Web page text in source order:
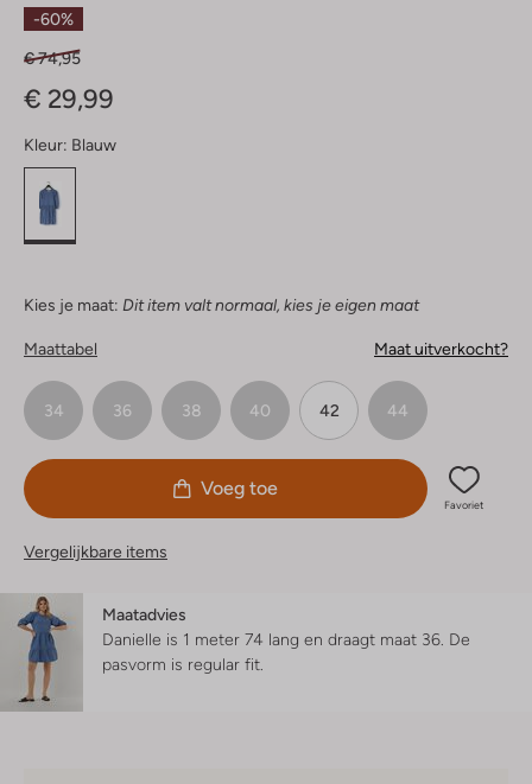
Sterren
-60%
€ 74,95
€ 29,99
Kleur: Blauw
Kies je maat: Dit item valt normaal, kies je eigen maat
Maattabel Maat uitverkocht?
34 36 38 40 42 44
Voeg toe
Favoriet
Vergelijkbare items
Maatadvies
Danielle is 1 meter 74 lang en draagt maat 36. De
pasvorm is regular fit